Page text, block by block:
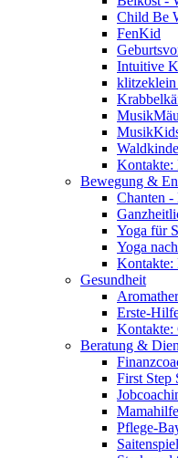
Child Be
FenKid
Intuitive
Kontakte:
Bewegung &
Chanten -
Yoga für
Yoga
Kontakte:
Gesundheit
Erste-
Kontakte:
Beratung &
First Step
Pflege-